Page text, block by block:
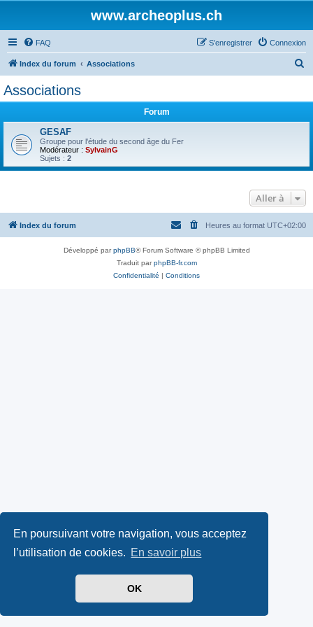
En poursuivant votre navigation, vous acceptez
l’utilisation de cookies. En savoir plus
OK
www.archeoplus.ch
FAQ Connexion
S’enregistrer
Index du forum Associations
r
Associations
Forum
GESAF
Groupe pour l'étude du second âge du Fer
Modérateur : SylvainG
Sujets : 2
Aller à
Index du forum Heures au format UTC+02:00
Développé parphpBB® Forum Software © phpBB Limited
Traduit parphpBB-fr.com
Confidentialité | Conditions